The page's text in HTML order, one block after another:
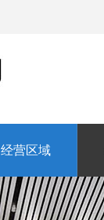
经营区域